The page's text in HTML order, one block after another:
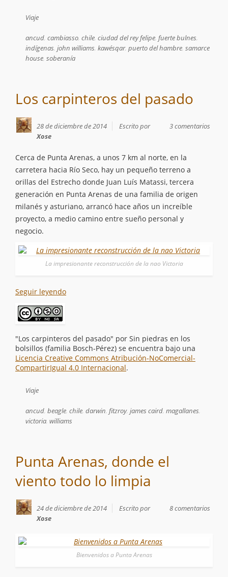
Viaje
ancud, cambiasso, chile, ciudad del rey felipe, fuerte bulnes,
indígenas, john williams, kawésqar, puerto del hambre, samarce
house, soberanía
Los carpinteros del pasado
28 de diciembre de 2014 3 comentarios
Escrito por
Xose
Cerca de Punta Arenas, a unos 7 km al norte, en la
carretera hacia Río Seco, hay un pequeño terreno a
orillas del Estrecho donde Juan Luís Matassi, tercera
generación en Punta Arenas de una familia de origen
milanés y asturiano, arrancó hace años un increíble
proyecto, a medio camino entre sueño personal y
negocio.
La impresionante reconstrucción de la nao Victoria
Seguir leyendo
"Los carpinteros del pasado" por Sin piedras en los
bolsillos (familia Bosch-Pérez) se encuentra bajo una
Licencia Creative Commons Atribución-NoComercial-
CompartirIgual 4.0 Internacional.
Viaje
ancud, beagle, chile, darwin, fitzroy, james caird, magallanes,
victoria, williams
Punta Arenas, donde el
viento todo lo limpia
24 de diciembre de 2014 8 comentarios
Escrito por
Xose
Bienvenidos a Punta Arenas